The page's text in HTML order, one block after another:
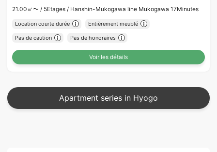
21.00㎡〜 / 5Etages / Hanshin-Mukogawa line Mukogawa 17Minutes
Location courte durée Entièrement meublé
Pas de caution Pas de honoraires
Voir les détails
Apartment series in Hyogo